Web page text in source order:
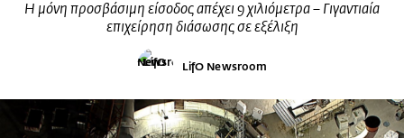
Η μόνη προσβάσιμη είσοδος απέχει 9 χιλιόμετρα – Γιγαντιαία
επιχείρηση διάσωσης σε εξέλιξη
LifO Newsroom